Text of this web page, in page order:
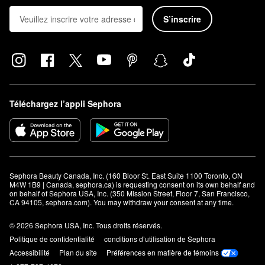
S’inscrire
Téléchargez l’appli Sephora
Sephora Beauty Canada, Inc. (160 Bloor St. East Suite 1100 Toronto, ON
M4W 1B9 | Canada, sephora.ca) is requesting consent on its own behalf and
on behalf of Sephora USA, Inc. (350 Mission Street, Floor 7, San Francisco,
CA 94105, sephora.com). You may withdraw your consent at any time.
© 2026 Sephora USA, Inc. Tous droits réservés.
Politique de confidentialité
conditions d’utilisation de Sephora
Accessibilité
Plan du site
Préférences en matière de témoins